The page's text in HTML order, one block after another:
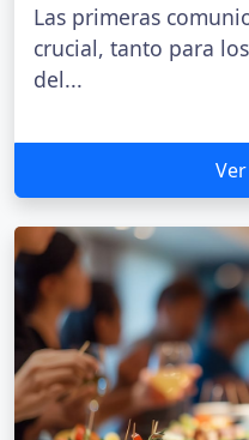
Las primeras
crucial, tanto para
del...